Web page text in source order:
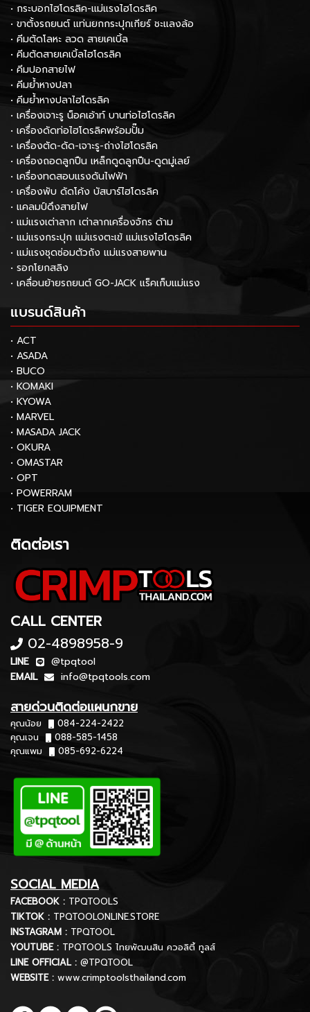
• กระบอกไฮโดรลิค-แม่แรงไฮโดรลิค
• ขาตั้งรถยนต์ แท่นยกกระปุกเกียร์ ชะแลงล้อ
• คีมตัดโลหะ ลวด สายเคเบิ้ล
• คีมตัดสายเคเบิ้ลไฮโดรลิค
• คีมปอกสายไฟ
• คีมย้ำหางปลา
• คีมย้ำหางปลาไฮโดรลิค
• เครื่องเจาะรู น็อคเอ้าท์ บานท่อไฮโดรลิค
• เครื่องดัดท่อไฮโดรลิคพร้อมปั๊ม
• เครื่องตัด-ดัด-เจาะรู-ถ่างไฮโดรลิค
• เครื่องถอดลูกปืน เหล็กดูดลูกปืน-ดูดมู่เลย์
• เครื่องทดสอบแรงดันไฟฟ้า
• เครื่องพับ ดัดโค้ง บัสบาร์ไฮโดรลิค
• แคลมป์ดึงสายไฟ
• แม่แรงเต่าลาก เต่าลากเครื่องจักร ด้าม
• แม่แรงกระปุก แม่แรงตะเข้ แม่แรงไฮโดรลิค
• แม่แรงชุดซ่อมตัวถัง แม่แรงสายพาน
• รอกโยกสลิง
• เคลื่อนย้ายรถยนต์ GO-JACK แร็คเก็บแม่แรง
แบรนด์สินค้า
• ACT
• ASADA
• BUCO
• KOMAKI
• KYOWA
• MARVEL
• MASADA JACK
• OKURA
• OMASTAR
• OPT
• POWERRAM
• TIGER EQUIPMENT
ติดต่อเรา
CALL CENTER
02-4898958-9
LINE
@tpqtool
EMAIL
info@tpqtools.com
สายด่วนติดต่อแผนกขาย
คุณน้อย
084-224-2422
คุณเจน
088-585-1458
คุณแพม
085-692-6224
SOCIAL MEDIA
FACEBOOK : TPQTOOLS
TIKTOK : TPQTOOLONLINE.STORE
INSTAGRAM : TPQTOOL
YOUTUBE : TPQTOOLS ไทยพัฒนสิน ควอลิตี้ ทูลส์
LINE OFFICIAL : @TPQTOOL
WEBSITE : www.crimptoolsthailand.com